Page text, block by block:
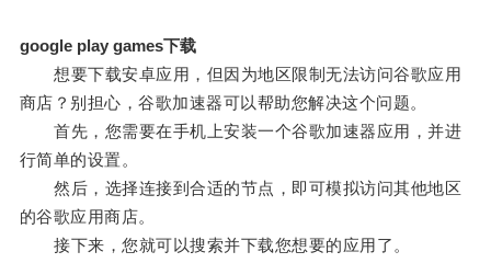
google play games下载
想要下载安卓应用，但因为地区限制无法访问谷歌应用
商店？别担心，谷歌加速器可以帮助您解决这个问题。
首先，您需要在手机上安装一个谷歌加速器应用，并进
行简单的设置。
然后，选择连接到合适的节点，即可模拟访问其他地区
的谷歌应用商店。
接下来，您就可以搜索并下载您想要的应用了。